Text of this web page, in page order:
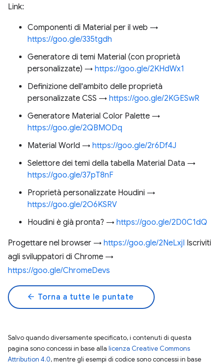
Link:
Componenti di Material per il web →
https://goo.gle/335tgdh
Generatore di temi Material (con proprietà
personalizzate) → https://goo.gle/2KHdWx1
Definizione dell'ambito delle proprietà
personalizzate CSS → https://goo.gle/2KGESwR
Generatore Material Color Palette →
https://goo.gle/2QBMODq
Material World → https://goo.gle/2r6Df4J
Selettore dei temi della tabella Material Data →
https://goo.gle/37pT8nF
Proprietà personalizzate Houdini →
https://goo.gle/2O6KSRV
Houdini è già pronta? → https://goo.gle/2D0C1dQ
Progettare nel browser → https://goo.gle/2NeLxjI Iscriviti
agli sviluppatori di Chrome →
https://goo.gle/ChromeDevs
arrow_back Torna a tutte le puntate
Salvo quando diversamente specificato, i contenuti di questa
pagina sono concessi in base alla licenza Creative Commons
Attribution 4.0, mentre gli esempi di codice sono concessi in base